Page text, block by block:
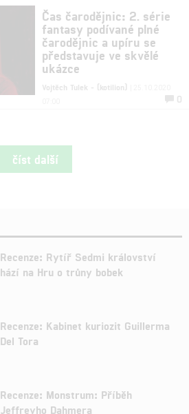
Čas čarodějnic: 2. série
fantasy podívané plné
čarodějnic a upíru se
představuje ve skvělé
ukázce
Vojtěch Tulek - (kotilion)
0
číst další
Recenze: Rytíř Sedmi království
hází na Hru o trůny bobek
Recenze: Kabinet kuriozit Guillerma
Del Tora
Recenze: Monstrum: Příběh
Jeffreyho Dahmera